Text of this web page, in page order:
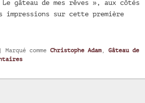
gâteau de mes rêves », aux côtés
impressions sur cette première
| Marqué comme Christophe Adam, Gâteau de